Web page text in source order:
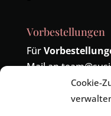
Cookie-
Vorbestellungen
Für
Mail an
Telefonisch sind